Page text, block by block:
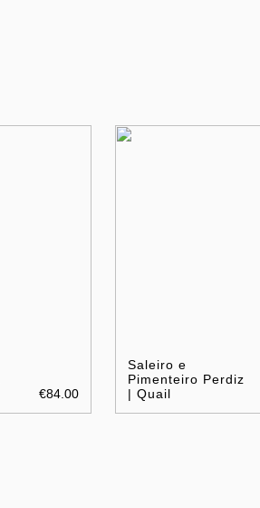
€84.00
Saleiro e
Pimenteiro Perdiz
| Quail